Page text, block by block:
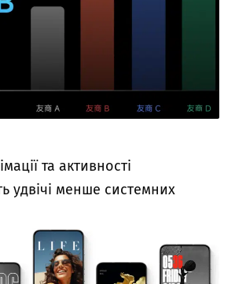
та активності
удвічі менше системних